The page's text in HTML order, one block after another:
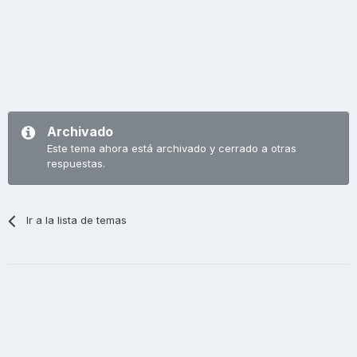
Archivado
Este tema ahora está archivado y cerrado a otras
respuestas.
Ir a la lista de temas